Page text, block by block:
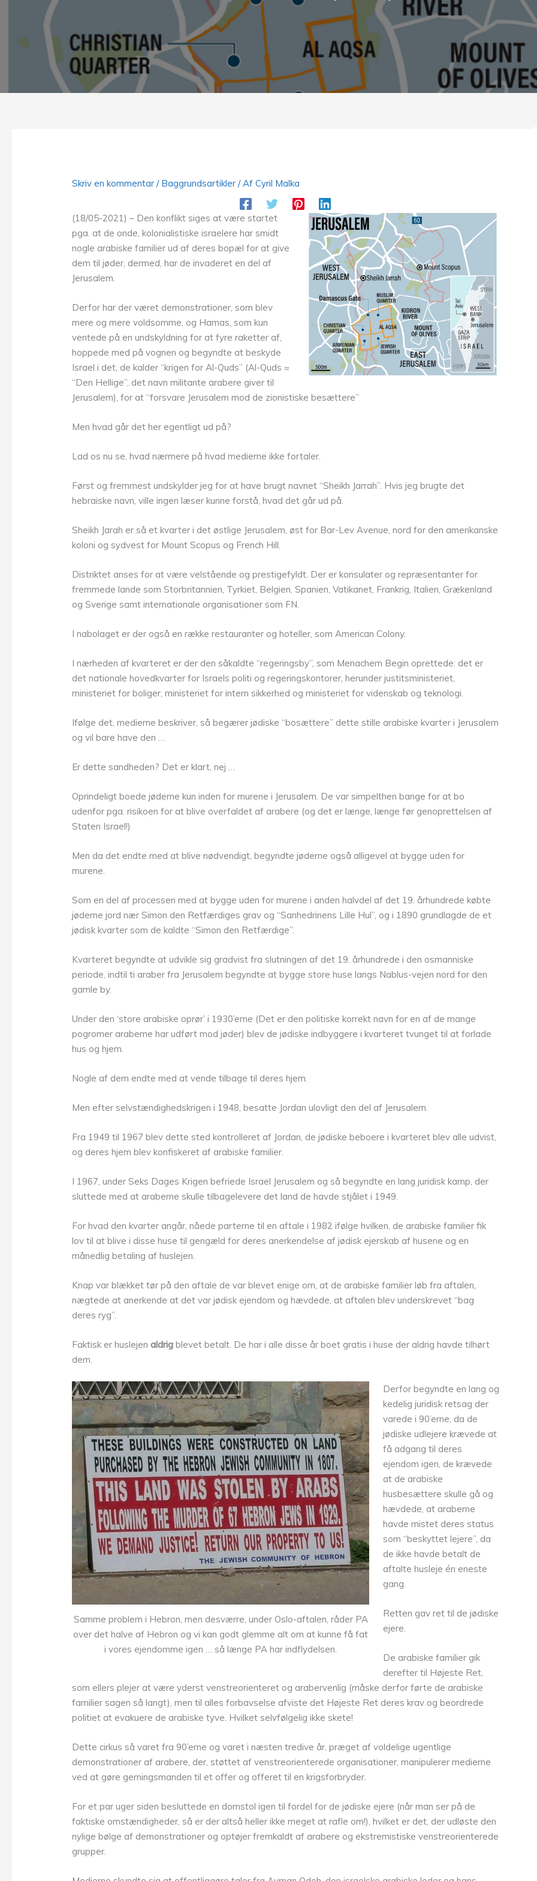
Skriv en kommentar / Baggrundsartikler / AfCyril Malka
(18/05-2021) – Den konflikt siges at være startet
pga. at de onde, kolonialistiske israelere har smidt
nogle arabiske familier ud af deres bopæl for at give
dem til jøder, dermed, har de invaderet en del af
Jerusalem.
Derfor har der været demonstrationer, som blev
mere og mere voldsomme, og Hamas, som kun
ventede på en undskyldning for at fyre raketter af,
hoppede med på vognen og begyndte at beskyde
Israel i det, de kalder “krigen for Al-Quds” (Al-Quds =
“Den Hellige”, det navn militante arabere giver til
Jerusalem), for at “forsvare Jerusalem mod de zionistiske besættere”
Men hvad går det her egentligt ud på?
Lad os nu se, hvad nærmere på hvad medierne ikke fortaler.
Først og fremmest undskylder jeg for at have brugt navnet “Sheikh Jarrah”. Hvis jeg brugte det
hebraiske navn, ville ingen læser kunne forstå, hvad det går ud på.
Sheikh Jarah er så et kvarter i det østlige Jerusalem, øst for Bar-Lev Avenue, nord for den amerikanske
koloni og sydvest for Mount Scopus og French Hill.
Distriktet anses for at være velstående og prestigefyldt. Der er konsulater og repræsentanter for
fremmede lande som Storbritannien, Tyrkiet, Belgien, Spanien, Vatikanet, Frankrig, Italien, Grækenland
og Sverige samt internationale organisationer som FN.
I nabolaget er der også en række restauranter og hoteller, som American Colony.
I nærheden af kvarteret er der den såkaldte “regeringsby”, som Menachem Begin oprettede: det er
det nationale hovedkvarter for Israels politi og regeringskontorer, herunder justitsministeriet,
ministeriet for boliger, ministeriet for intern sikkerhed og ministeriet for videnskab og teknologi.
Ifølge det, medierne beskriver, så begærer jødiske “bosættere” dette stille arabiske kvarter i Jerusalem
og vil bare have den …
Er dette sandheden? Det er klart, nej …
Oprindeligt boede jøderne kun inden for murene i Jerusalem. De var simpelthen bange for at bo
udenfor pga. risikoen for at blive overfaldet af arabere (og det er længe, længe før genoprettelsen af
Staten Israel!)
Men da det endte med at blive nødvendigt, begyndte jøderne også alligevel at bygge uden for
murene.
Som en del af processen med at bygge uden for murene i anden halvdel af det 19. århundrede købte
jøderne jord nær Simon den Retfærdiges grav og “Sanhedrinens Lille Hul”, og i 1890 grundlagde de et
jødisk kvarter som de kaldte “Simon den Retfærdige”.
Kvarteret begyndte at udvikle sig gradvist fra slutningen af det 19. århundrede i den osmanniske
periode, indtil ti araber fra Jerusalem begyndte at bygge store huse langs Nablus-vejen nord for den
gamle by.
Under den ‘store arabiske oprør’ i 1930’erne (Det er den politiske korrekt navn for en af de mange
pogromer araberne har udført mod jøder) blev de jødiske indbyggere i kvarteret tvunget til at forlade
hus og hjem.
Nogle af dem endte med at vende tilbage til deres hjem.
Men efter selvstændighedskrigen i 1948, besatte Jordan ulovligt den del af Jerusalem.
Fra 1949 til 1967 blev dette sted kontrolleret af Jordan, de jødiske beboere i kvarteret blev alle udvist,
og deres hjem blev konfiskeret af arabiske familier.
I 1967, under Seks Dages Krigen befriede Israel Jerusalem og så begyndte en lang juridisk kamp, der
sluttede med at araberne skulle tilbagelevere det land de havde stjålet i 1949.
For hvad den kvarter angår, nåede parterne til en aftale i 1982 ifølge hvilken, de arabiske familier fik
lov til at blive i disse huse til gengæld for deres anerkendelse af jødisk ejerskab af husene og en
månedlig betaling af huslejen.
Knap var blækket tør på den aftale de var blevet enige om, at de arabiske familier løb fra aftalen,
nægtede at anerkende at det var jødisk ejendom og hævdede, at aftalen blev underskrevet “bag
deres ryg”.
Faktisk er huslejen aldrig blevet betalt. De har i alle disse år boet gratis i huse der aldrig havde tilhørt
dem.
Samme problem i Hebron, men desværre, under Oslo-aftalen, råder PA
over det halve af Hebron og vi kan godt glemme alt om at kunne få fat
i vores ejendomme igen … så længe PA har indflydelsen.
Derfor begyndte en lang og
kedelig juridisk retsag der
varede i 90’erne, da de
jødiske udlejere krævede at
få adgang til deres
ejendom igen, de krævede
at de arabiske
husbesættere skulle gå og
hævdede, at araberne
havde mistet deres status
som “beskyttet lejere”, da
de ikke havde betalt de
aftalte husleje én eneste
gang.
Retten gav ret til de jødiske
ejere.
De arabiske familier gik
derefter til Højeste Ret,
som ellers plejer at være yderst venstreorienteret og arabervenlig (måske derfor førte de arabiske
familier sagen så langt), men til alles forbavselse afviste det Højeste Ret deres krav og beordrede
politiet at evakuere de arabiske tyve. Hvilket selvfølgelig ikke skete!
Dette cirkus så varet fra 90’erne og varet i næsten tredive år, præget af voldelige ugentlige
demonstrationer af arabere, der, støttet af venstreorienterede organisationer, manipulerer medierne
ved at gøre gerningsmanden til et offer og offeret til en krigsforbryder.
For et par uger siden besluttede en domstol igen til fordel for de jødiske ejere (når man ser på de
faktiske omstændigheder, så er der altså heller ikke meget at rafle om!), hvilket er det, der udløste den
nylige bølge af demonstrationer og optøjer fremkaldt af arabere og ekstremistiske venstreorienterede
grupper.